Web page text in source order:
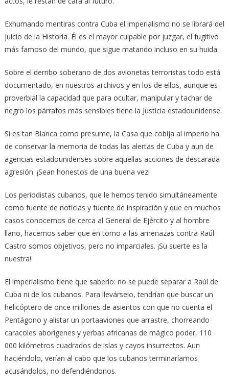
Exhumando mentiras contra Cuba el imperialismo no se librará del
juicio de la Historia. Él es el mayor culpable por juzgar, el fugitivo
más famoso del mundo, que sigue matando incluso en su huida.
Sobre el derribo soberano de dos avionetas terroristas todo está
documentado, en nuestros archivos y en los de ellos, aunque es
proverbial la capacidad que para ocultar, manipular y tachar de
negro los párrafos más sensibles tiene la Justicia estadounidense.
Si es tan Blanca como presume, la Casa que cobija al imperio ha
de conservar la memoria de todas las alertas de Cuba y aun de
agencias estadounidenses sobre aquellas acciones de descarada
agresión. ¡Sean honestos de una buena vez!
Los periodistas cubanos, que le hemos tenido simultáneamente
como fuente de noticias y fuente de inspiración y que en muchos
casos conocemos de cerca al General de Ejército y al hombre
llano, hacemos saber que en torno a las amenazas contra Raúl
Castro somos objetivos, pero no imparciales. ¡Su suerte es la
nuestra!
El imperialismo tiene que saberlo: no se puede separar a Raúl de
Cuba ni de los cubanos. Para llevárselo, tendrían que buscar un
helicóptero de once millones de asientos con que no cuenta el
Pentágono y alistar un portaaviones que arrastre, chorreando
caracoles aborígenes y yerbas africanas de mágico poder, 110
000 kilómetros cuadrados de islas y cayos insurrectos. Aun
haciéndolo, verían al cabo que los cubanos terminaríamos
acusándolos, no defendiéndonos.